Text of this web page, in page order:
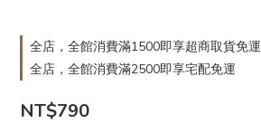
全店，全館消費滿1500即享超商取貨免運
全店，全館消費滿2500即享宅配免運
NT$790